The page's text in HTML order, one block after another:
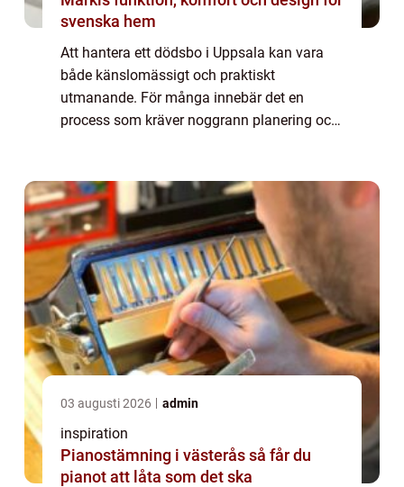
svenska hem
Att hantera ett dödsbo i Uppsala kan vara
både känslomässigt och praktiskt
utmanande. För många innebär det en
process som kräver noggrann planering och
03 augusti 2026 admin
inspiration
Pianostämning i västerås så får du
pianot att låta som det ska